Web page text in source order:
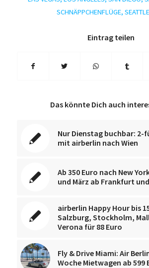
SCHNÄPPCHENFLÜGE,SEATTLE
Eintrag teilen
Das könnte Dich auch
Nur Dienstag buchbar: 2-
mit airberlin nach Wien
Ab 350 Euro nach New
und März ab Frankfurt
airberlin Happy Hour bis
Salzburg, Stockholm,
Verona für 88 Euro
Fly & Drive Miami: Air
Woche Mietwagen ab 599